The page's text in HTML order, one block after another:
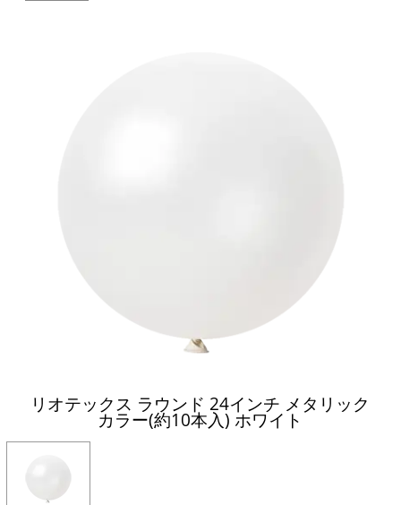
リオテックス ラウンド 24インチ メタリック
カラー(約10本入) ホワイト